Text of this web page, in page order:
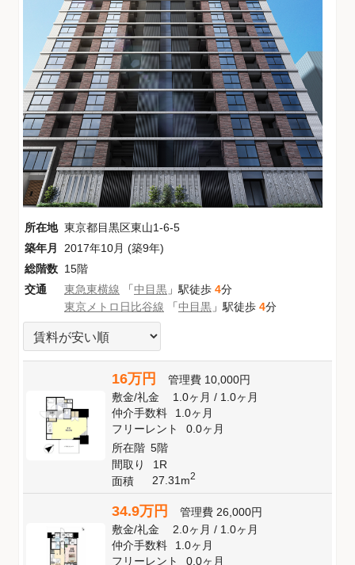
所在地 東京都目黒区東山1-6-5
築年月
2017年10月 (築9年)
総階数 15階
交通
東急東横線 「中目黒 」駅徒歩 4分
東京メトロ日比谷線 「中目黒 」駅徒歩 4分
16万円 管理費 10,000円
敷金/礼金 1.0ヶ月/ 1.0ヶ月
仲介手数料
1.0ヶ月
フリーレント
0.0ヶ月
所在階 5階
間取り
1R
面積
27.31m2
34.9万円 管理費 26,000円
敷金/礼金 2.0ヶ月/ 1.0ヶ月
仲介手数料
1.0ヶ月
フリーレント
0.0ヶ月